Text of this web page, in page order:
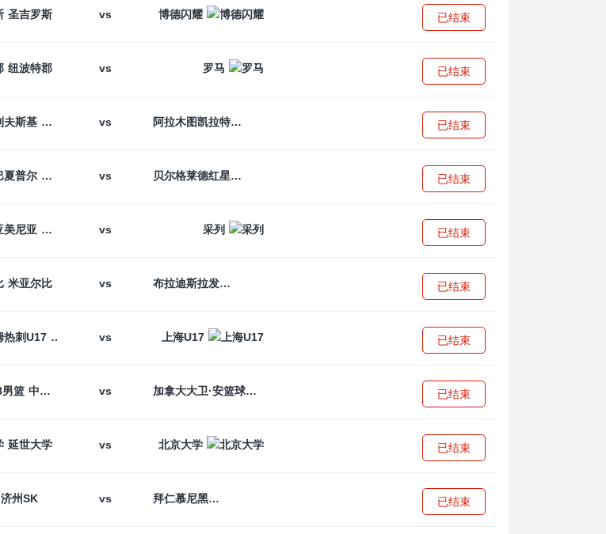
圣吉罗斯 vs 博德闪耀 已结束
纽波特郡 vs 罗马 已结束
索菲亚利夫斯基
vs 阿拉木图凯拉特 已结束
贝尔谢巴夏普尔
vs 贝尔格莱德红星 已结束
阿拉特亚美尼亚
vs 采列 已结束
米亚尔比 vs 布拉迪斯拉发 已结束
托特纳姆热刺U17
vs 上海U17 已结束
中国U18男篮 vs 加拿大大卫·安篮球学院 已结束
延世大学 vs 北京大学 已结束
济州SK vs 拜仁慕尼黑 已结束